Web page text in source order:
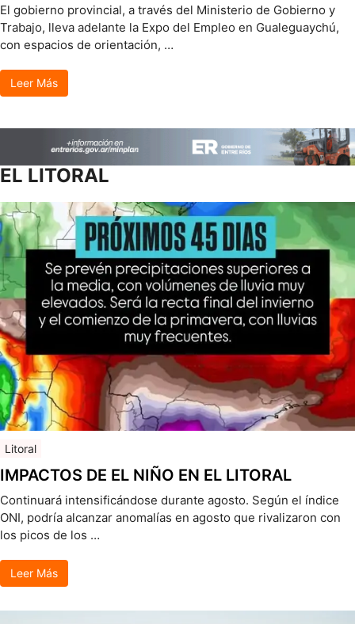
El gobierno provincial, a través del Ministerio de Gobierno y
Trabajo, lleva adelante la Expo del Empleo en Gualeguaychú,
con espacios de orientación, …
Leer Más
EL LITORAL
Litoral
IMPACTOS DE EL NIÑO EN EL LITORAL
Continuará intensificándose durante agosto. Según el índice
ONI, podría alcanzar anomalías en agosto que rivalizaron con
los picos de los …
Leer Más